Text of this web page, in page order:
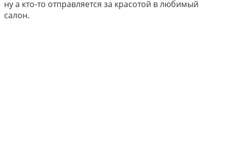
ну а кто-то отправляется за красотой в любимый
салон.